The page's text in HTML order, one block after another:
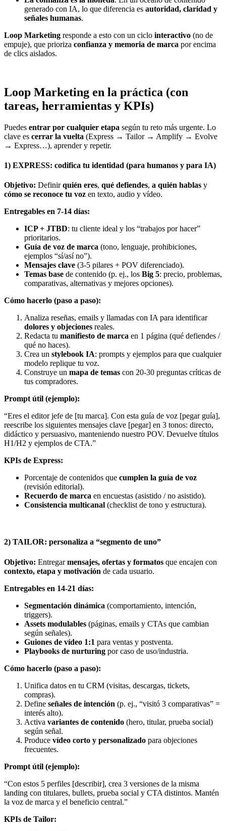
generado con IA, lo que diferencia es autoridad, claridad y
señales humanas.
Loop Marketing responde a esto con un ciclo interactivo (no de
empuje), que prioriza confianza y memoria de marca por encima
de clics aislados.
Loop Marketing en la práctica (con
tareas, herramientas y KPIs)
Puedes entrar por cualquier etapa según tu reto más urgente. Lo
clave es cerrar la vuelta (Express → Tailor → Amplify → Evolve
→ Express…), aprender y repetir.
1) EXPRESS: codifica tu identidad (para humanos y para IA)
Objetivo: Definirquién eres, qué defiendes, a quién hablas y
cómo se reconoce tu voz en texto, audio y vídeo.
Entregables en 7-14 días:
ICP + JTBD: tu cliente ideal y los “trabajos por hacer”
prioritarios.
Guía de voz de marca (tono, lenguaje, prohibiciones,
ejemplos “sí/así no”).
Mensajes clave (3-5 pilares + POV diferenciado).
Temas base de contenido (p. ej., los Big 5: precio, problemas,
comparativas, alternativas y mejores opciones).
Cómo hacerlo (paso a paso):
Analiza reseñas, emails y llamadas con IA para identificar
dolores y objeciones reales.
Redacta tu manifiesto de marca en 1 página (qué defiendes /
qué no haces).
Crea un stylebook IA: prompts y ejemplos para que cualquier
modelo replique tu voz.
Construye un mapa de temas con 20-30 preguntas críticas de
tus compradores.
Prompt útil (ejemplo):
“Eres el editor jefe de [tu marca]. Con esta guía de voz [pegar guía],
reescribe los siguientes mensajes clave [pegar] en 3 tonos: directo,
didáctico y persuasivo, manteniendo nuestro POV. Devuelve títulos
H1/H2 y ejemplos de CTA.”
KPIs de Express:
Porcentaje de contenidos que cumplen la guía de voz
(revisión editorial).
Recuerdo de marca en encuestas (asistido / no asistido).
Consistencia multicanal (checklist de tono y estructura).
2) TAILOR: personaliza a “segmento de uno”
Objetivo: Entregarmensajes, ofertas y formatos que encajen con
contexto, etapa y motivación de cada usuario.
Entregables en 14-21 días:
Segmentación dinámica (comportamiento, intención,
triggers).
Assets modulables (páginas, emails y CTAs que cambian
según señales).
Guiones de vídeo 1:1 para ventas y postventa.
Playbooks de nurturing por caso de uso/industria.
Cómo hacerlo (paso a paso):
Unifica datos en tu CRM (visitas, descargas, tickets,
compras).
Define señales de intención (p. ej., “visitó 3 comparativas” =
interés alto).
Activa variantes de contenido (hero, titular, prueba social)
según señal.
Produce vídeo corto y personalizado para objeciones
frecuentes.
Prompt útil (ejemplo):
“Con estos 5 perfiles [describir], crea 3 versiones de la misma
landing con titulares, bullets, prueba social y CTA distintos. Mantén
la voz de marca y el beneficio central.”
KPIs de Tailor: